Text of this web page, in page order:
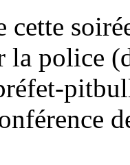
cette
la police